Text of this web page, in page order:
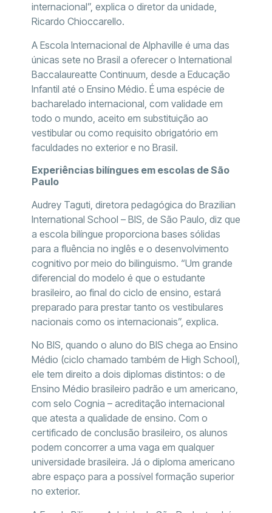
internacional”, explica o diretor da unidade,
Ricardo Chioccarello.
A Escola Internacional de Alphaville é uma das
únicas sete no Brasil a oferecer o International
Baccalaureatte Continuum, desde a Educação
Infantil até o Ensino Médio. É uma espécie de
bacharelado internacional, com validade em
todo o mundo, aceito em substituição ao
vestibular ou como requisito obrigatório em
faculdades no exterior e no Brasil.
Experiências bilíngues em escolas de São
Paulo
Audrey Taguti, diretora pedagógica do Brazilian
International School – BIS, de São Paulo, diz que
a escola bilíngue proporciona bases sólidas
para a fluência no inglês e o desenvolvimento
cognitivo por meio do bilinguismo. “Um grande
diferencial do modelo é que o estudante
brasileiro, ao final do ciclo de ensino, estará
preparado para prestar tanto os vestibulares
nacionais como os internacionais”, explica.
No BIS, quando o aluno do BIS chega ao Ensino
Médio (ciclo chamado também de High School),
ele tem direito a dois diplomas distintos: o de
Ensino Médio brasileiro padrão e um americano,
com selo Cognia – acreditação internacional
que atesta a qualidade de ensino. Com o
certificado de conclusão brasileiro, os alunos
podem concorrer a uma vaga em qualquer
universidade brasileira. Já o diploma americano
abre espaço para a possível formação superior
no exterior.